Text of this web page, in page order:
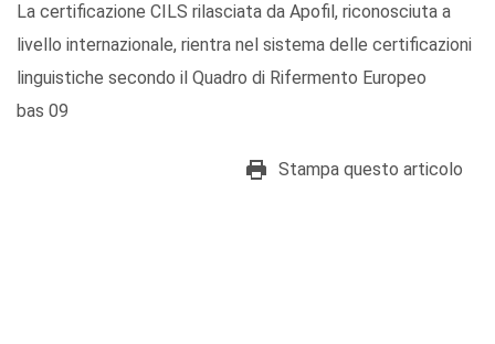
La certificazione CILS rilasciata da Apofil, riconosciuta a
livello internazionale, rientra nel sistema delle certificazioni
linguistiche secondo il Quadro di Rifermento Europeo
bas 09
Stampa questo articolo